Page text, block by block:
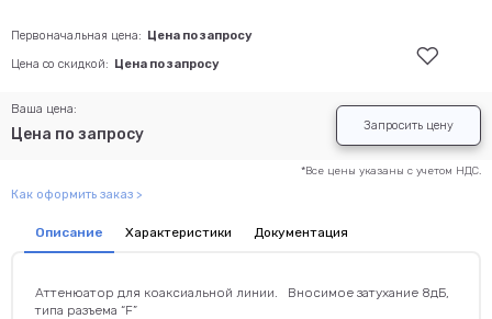
Ваша цена:
Цена по запросу
Первоначальная цена: Цена по запросу
Цена со скидкой: Цена по запросу
*Все цены указаны с учетом НДС.
Запросить цену
Как оформить заказ >
Описание Характеристики Документация
Аттенюатор для коаксиальной линии. Вносимое затухание 8дБ,
типа разъема “F”